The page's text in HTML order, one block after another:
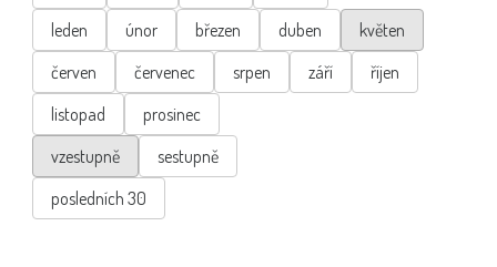
leden
únor březen duben
květen
červen
červenec srpen září
říjen
listopad
prosinec
vzestupně
sestupně
posledních 30